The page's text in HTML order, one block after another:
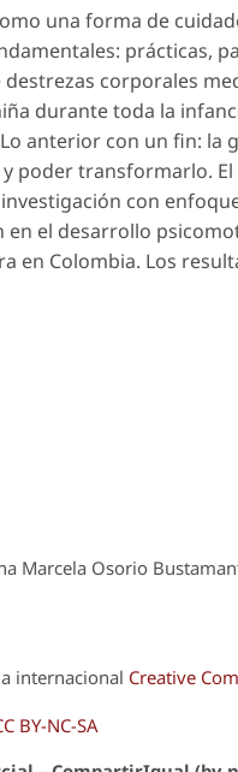
una forma de
prácticas,
corporales
durante toda la
anterior con un fin: la
poder transformarlo.
con
el desarrollo
en Colombia. Los
Marcela Osorio
internacional Creative